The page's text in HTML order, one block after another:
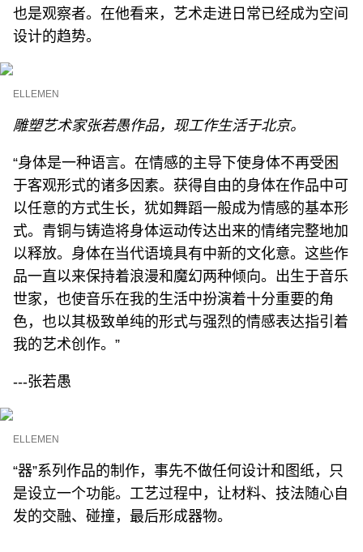
也是观察者。在他看来，艺术走进日常已经成为空间
设计的趋势。
ELLEMEN
雕塑艺术家张若愚作品，现工作生活于北京。
“身体是一种语言。在情感的主导下使身体不再受困
于客观形式的诸多因素。获得自由的身体在作品中可
以任意的方式生长，犹如舞蹈一般成为情感的基本形
式。青铜与铸造将身体运动传达出来的情绪完整地加
以释放。身体在当代语境具有中新的文化意。这些作
品一直以来保持着浪漫和魔幻两种倾向。出生于音乐
世家，也使音乐在我的生活中扮演着十分重要的角
色，也以其极致单纯的形式与强烈的情感表达指引着
我的艺术创作。”
---张若愚
ELLEMEN
“器”系列作品的制作，事先不做任何设计和图纸，只
是设立一个功能。工艺过程中，让材料、技法随心自
发的交融、碰撞，最后形成器物。